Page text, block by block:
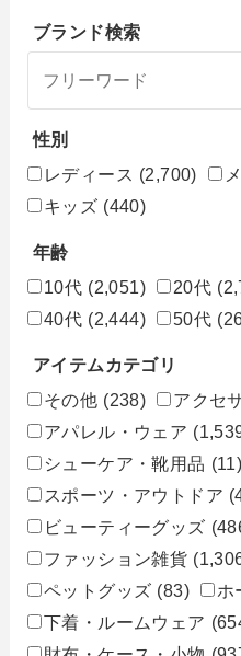
ブランド検索
性別
レディース (2,700)
キッズ (440)
年齢
10代 (2,051) 20代
40代 (2,444) 50代
アイテムカテゴリ
その他 (238) アクセ
アパレル・ウェア
シューケア・靴用品 (11)
スポーツ・アウトドア
ビューティーグッズ
ファッション雑貨
ペットグッズ (83) ホ
下着・ルームウェア